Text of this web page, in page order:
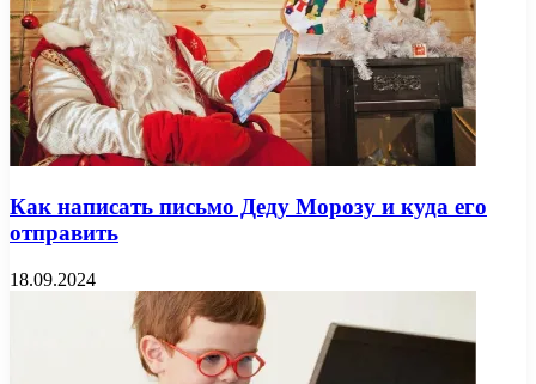
Как написать письмо Деду Морозу и куда его
отправить
18.09.2024